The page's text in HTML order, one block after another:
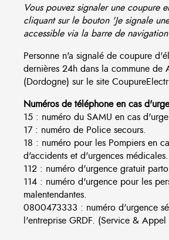
Vous pouvez signaler une coupure
cliquant sur le bouton 'Je signale
accessible via la barre de
Personne n'a signalé de coupure
dernières 24h dans la commune de
(Dordogne) sur le site
Numéros de téléphone en cas
15 : numéro du SAMU en cas
17 : numéro de Police secours.
18 : numéro pour les Pompiers en
d'accidents et d'urgences médicales.
112 : numéro d'urgence gratuit
114 : numéro d'urgence pour les
malentendantes.
0800473333 : numéro d'urgence
l'entreprise GRDF. (Service & Appel